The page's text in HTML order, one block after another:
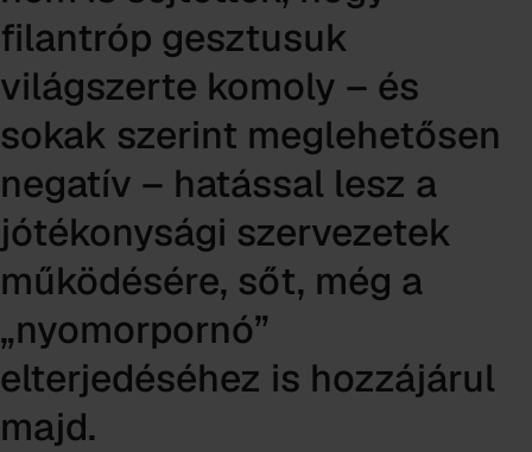
filantróp gesztusuk
világszerte komoly – és
sokak szerint meglehetősen
negatív – hatással lesz a
jótékonysági szervezetek
működésére, sőt, még a
„nyomorpornó”
elterjedéséhez is hozzájárul
majd.